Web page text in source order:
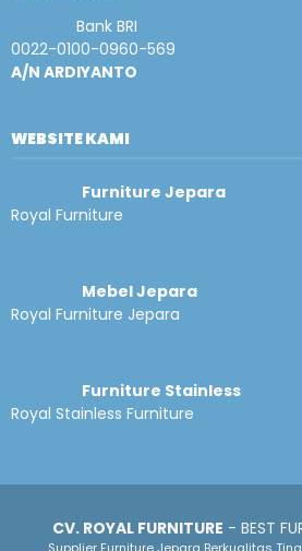
Bank BRI
0022-0100-0960-569
A/N ARDIYANTO
WEBSITE KAMI
Furniture Jepara
Royal Furniture
Mebel Jepara
Royal Furniture Jepara
Furniture Stainless
Royal Stainless Furniture
CV. ROYAL FURNITURE - BEST